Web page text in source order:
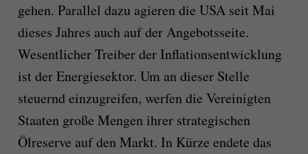
gehen. Parallel dazu agieren die USA seit Mai
dieses Jahres auch auf der Angebotsseite.
Wesentlicher Treiber der Inflationsentwicklung
ist der Energiesektor. Um an dieser Stelle
steuernd einzugreifen, werfen die Vereinigten
Staaten große Mengen ihrer strategischen
Ölreserve auf den Markt. In Kürze endete das